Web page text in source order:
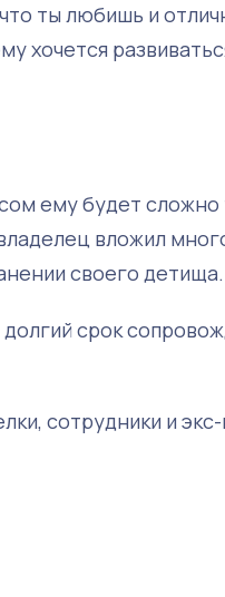
ты любишь и
хочется
ему будет сложно
вложил
своего детища.
срок
сотрудники и